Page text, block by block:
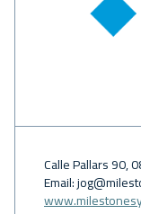
Calle Pallars 90,
Email: